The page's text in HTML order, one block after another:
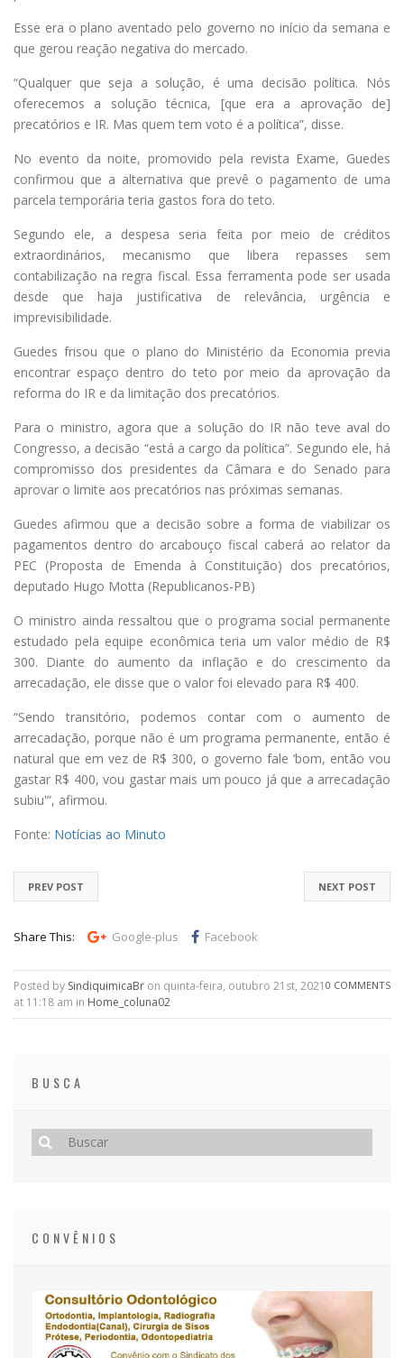
Esse era o plano aventado pelo governo no início da semana e
que gerou reação negativa do mercado.
“Qualquer que seja a solução, é uma decisão política. Nós
oferecemos a solução técnica, [que era a aprovação de]
precatórios e IR. Mas quem tem voto é a política”, disse.
No evento da noite, promovido pela revista Exame, Guedes
confirmou que a alternativa que prevê o pagamento de uma
parcela temporária teria gastos fora do teto.
Segundo ele, a despesa seria feita por meio de créditos
extraordinários, mecanismo que libera repasses sem
contabilização na regra fiscal. Essa ferramenta pode ser usada
desde que haja justificativa de relevância, urgência e
imprevisibilidade.
Guedes frisou que o plano do Ministério da Economia previa
encontrar espaço dentro do teto por meio da aprovação da
reforma do IR e da limitação dos precatórios.
Para o ministro, agora que a solução do IR não teve aval do
Congresso, a decisão “está a cargo da política”. Segundo ele, há
compromisso dos presidentes da Câmara e do Senado para
aprovar o limite aos precatórios nas próximas semanas.
Guedes afirmou que a decisão sobre a forma de viabilizar os
pagamentos dentro do arcabouço fiscal caberá ao relator da
PEC (Proposta de Emenda à Constituição) dos precatórios,
deputado Hugo Motta (Republicanos-PB)
O ministro ainda ressaltou que o programa social permanente
estudado pela equipe econômica teria um valor médio de R$
300. Diante do aumento da inflação e do crescimento da
arrecadação, ele disse que o valor foi elevado para R$ 400.
“Sendo transitório, podemos contar com o aumento de
arrecadação, porque não é um programa permanente, então é
natural que em vez de R$ 300, o governo fale ‘bom, então vou
gastar R$ 400, vou gastar mais um pouco já que a arrecadação
subiu'”, afirmou.
Fonte: Notícias ao Minuto
NEXT POST
PREV POST
Share This: Google-plus Facebook
0 COMMENTS
Posted by SindiquimicaBr on quinta-feira, outubro 21st, 2021
at 11:18 am in Home_coluna02
BUSCA
CONVÊNIOS